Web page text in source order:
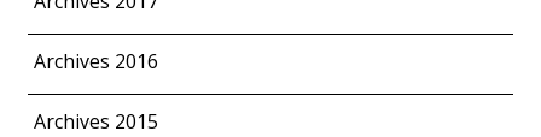
Archives 2016
Archives 2015